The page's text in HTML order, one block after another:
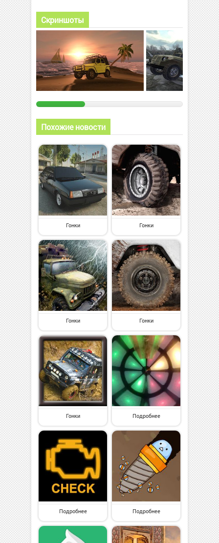
Скриншоты
Похожие новости
Гонки Гонки
Гонки Гонки
Гонки Подробнее
Подробнее Подробнее